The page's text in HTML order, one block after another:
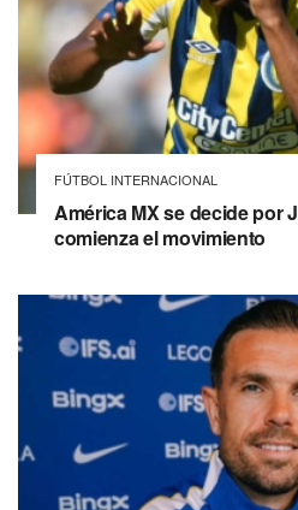
FÚTBOL INTERNACIONAL
América MX se decide por
comienza el movimiento